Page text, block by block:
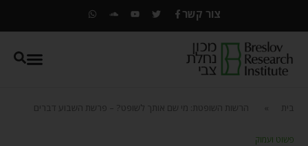
צור קשר
בית הרשות השופטת: מי שם אותך לשופט? – פרשת השבוע דברים
פשוט ועמוק